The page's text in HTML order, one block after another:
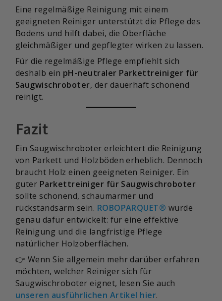
Eine regelmäßige Reinigung mit einem
geeigneten Reiniger unterstützt die Pflege des
Bodens und hilft dabei, die Oberfläche
gleichmäßiger und gepflegter wirken zu lassen.
Für die regelmäßige Pflege empfiehlt sich
deshalb ein pH-neutraler Parkettreiniger für
Saugwischroboter, der dauerhaft schonend
reinigt.
Fazit
Ein Saugwischroboter erleichtert die Reinigung
von Parkett und Holzböden erheblich. Dennoch
braucht Holz einen geeigneten Reiniger. Ein
guter Parkettreiniger für Saugwischroboter
sollte schonend, schaumarmer und
rückstandsarm sein. ROBOPARQUET® wurde
genau dafür entwickelt: für eine effektive
Reinigung und die langfristige Pflege
natürlicher Holzoberflächen.
👉 Wenn Sie allgemein mehr darüber erfahren
möchten, welcher Reiniger sich für
Saugwischroboter eignet, lesen Sie auch
unseren ausführlichen Artikel hier.